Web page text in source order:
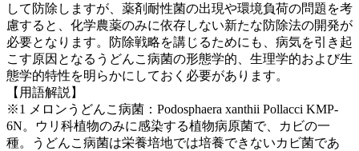
して防除しますが、薬剤耐性菌の出現や環境負荷の問題を考
慮すると、化学農薬のみに依存しない新たな防除法の開発が
必要となります。防除戦略を講じるためにも、病気を引き起
こす原因となるうどんこ病菌の形態学的、生理学的および生
態学的特性を明らかにしておく必要があります。
【用語解説】
※1 メロンうどんこ病菌：Podosphaera xanthii Pollacci KMP-
6N。ウリ科植物のみに感染する植物病原菌で、カビの一
種。うどんこ病菌は栄養培地では培養できないカビ菌であ